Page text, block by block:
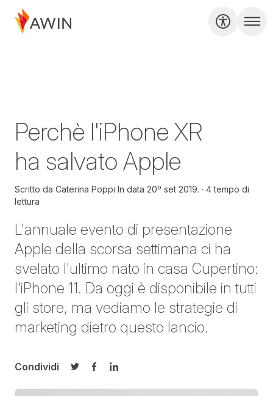
Perchè l'iPhone XR
ha salvato Apple
Scritto da Caterina Poppi In data 20º set 2019.
4 tempo di
lettura
L'annuale evento di presentazione
Apple della scorsa settimana ci ha
svelato l'ultimo nato in casa Cupertino:
l'iPhone 11. Da oggi è disponibile in tutti
gli store, ma vediamo le strategie di
marketing dietro questo lancio.
Condividi
Condividi su Twitter
Condividi su Facebook
Condividi su LinkedIn